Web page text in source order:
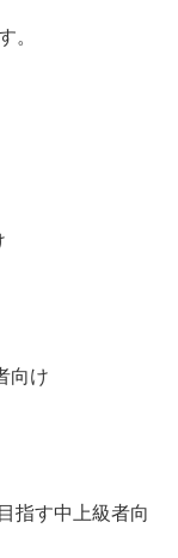
。
向け
指す中上級者向